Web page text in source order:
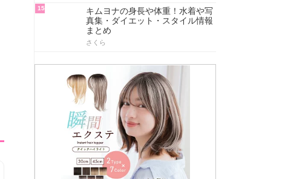
15
キムヨナの身長や体重！水着や写
真集・ダイエット・スタイル情報
まとめ
さくら